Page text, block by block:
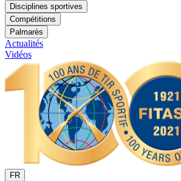
Disciplines sportives
Compétitions
Palmarès
Actualités
Vidéos
FR